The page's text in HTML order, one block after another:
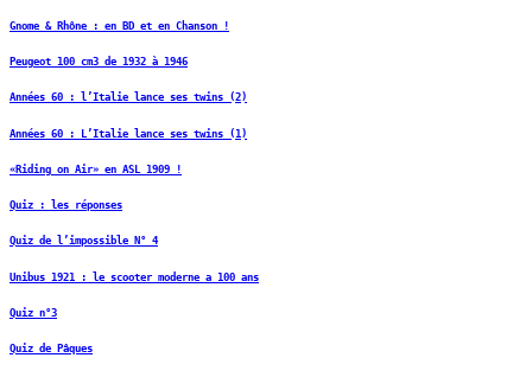
Gnome & Rhône : en BD et en Chanson !
Peugeot 100 cm3 de 1932 à 1946
Années 60 : l’Italie lance ses twins (2)
Années 60 : L’Italie lance ses twins (1)
«Riding on Air» en ASL 1909 !
Quiz : les réponses
Quiz de l’impossible N° 4
Unibus 1921 : le scooter moderne a 100 ans
Quiz n°3
Quiz de Pâques